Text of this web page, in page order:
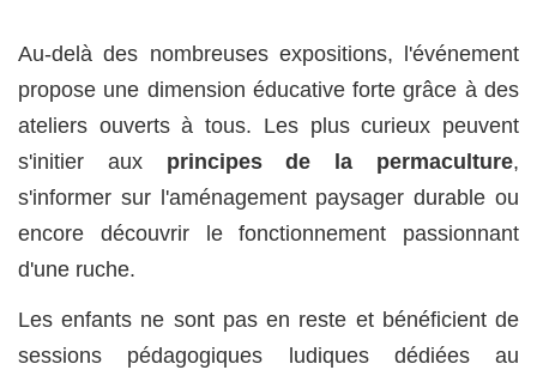
Au-delà des nombreuses expositions, l'événement
propose une dimension éducative forte grâce à des
ateliers ouverts à tous. Les plus curieux peuvent
s'initier aux principes de la permaculture,
s'informer sur l'aménagement paysager durable ou
encore découvrir le fonctionnement passionnant
d'une ruche.
Les enfants ne sont pas en reste et bénéficient de
sessions pédagogiques ludiques dédiées au